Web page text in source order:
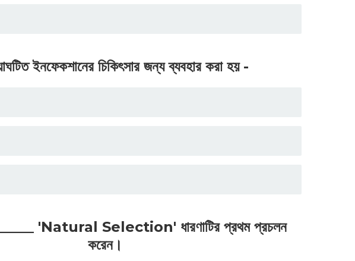
ইনফেকশানের চিকিৎসার জন্য ব্যবহার করা হয় -
_____ 'Natural Selection' ধারণাটির প্রথম প্রচলন
করেন।